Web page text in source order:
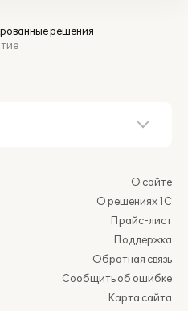
решения
О сайте
О решениях 1С
Прайс-лист
Поддержка
Обратная связь
Сообщить об ошибке
Карта сайта